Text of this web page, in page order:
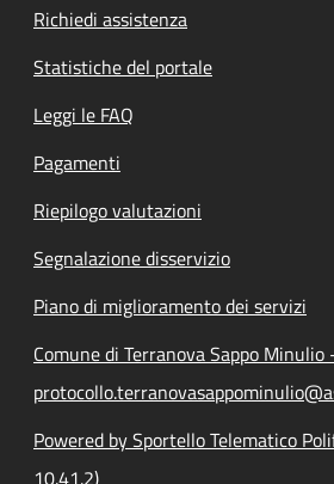
Richiedi assistenza
Statistiche del portale
Leggi le FAQ
Pagamenti
Riepilogo valutazioni
Segnalazione disservizio
Piano di miglioramento dei servizi
Comune di Terranova Sappo Minulio
Powered by Sportello Telematico
10.41.2)